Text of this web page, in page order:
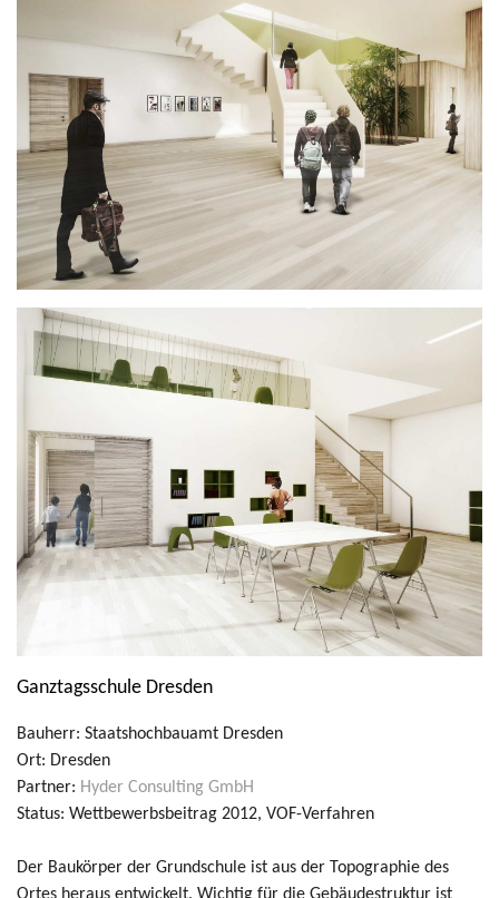
Ganztagsschule Dresden
Bauherr: Staatshochbauamt Dresden
Ort: Dresden
Partner: Hyder Consulting GmbH
Status: Wettbewerbsbeitrag 2012, VOF-Verfahren
Der Baukörper der Grundschule ist aus der Topographie des